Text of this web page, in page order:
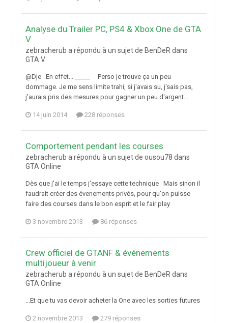
Analyse du Trailer PC, PS4 & Xbox One de GTA
V
zebracherub a répondu à un sujet de BenDeR dans
GTA V
@Dje En effet... _____ Perso je trouve ça un peu
dommage. Je me sens limite trahi, si j'avais su, j'sais pas,
j'aurais pris des mesures pour gagner un peu d'argent...
14 juin 2014 228 réponses
Comportement pendant les courses
zebracherub a répondu à un sujet de ousou78 dans
GTA Online
Dès que j'ai le temps j'essaye cette technique Mais sinon il
faudrait créer des évenements privés, pour qu'on puisse
faire des courses dans le bon esprit et le fair play
3 novembre 2013 86 réponses
Crew officiel de GTANF & événements
multijoueur à venir
zebracherub a répondu à un sujet de BenDeR dans
GTA Online
...Et que tu vas devoir acheter la One avec les sorties futures
2 novembre 2013 279 réponses